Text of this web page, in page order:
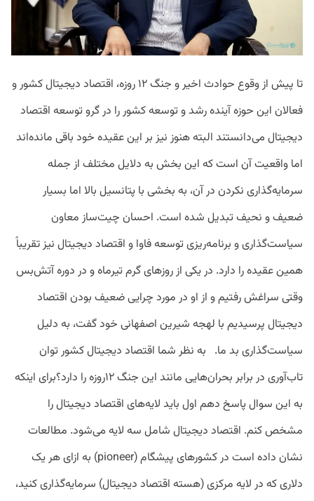
تا پیش از وقوع حوادث اخیر و جنگ ۱۲ روزه، اقتصاد دیجیتال کشور و
فعالان این حوزه آینده رشد و توسعه کشور را در گرو توسعه اقتصاد
دیجیتال می‌دانستند البته هنوز نیز بر این عقیده خود باقی مانده‌اند
اما واقعیت آن است که این بخش به دلایل مختلف از جمله
سرمایه‌گذاری نکردن در آن، به بخشی با پتانسیل بالا اما بسیار
ضعیف و نحیف تبدیل شده است. احسان چیت‌ساز معاون
سیاست‌گذاری و برنامه‌ریزی توسعه فاوا و اقتصاد دیجیتال نیز تقریباً
همین عقیده را دارد. در یکی از روزهای گرم تیرماه و در دوره آتش‌بس
وقتی سراغش رفتیم و از او در مورد چرایی ضعیف بودن اقتصاد
دیجیتال پرسیدیم با لهجه شیرین اصفهانی خود گفت، به دلیل
سیاست‌گذاری بد ما. به ‌نظر شما اقتصاد دیجیتال کشور توان
تاب‌آوری در برابر بحران‌هایی مانند این جنگ ۱۲روزه را دارد؟برای اینکه
به این سوال پاسخ دهم اول باید لایه‌های اقتصاد دیجیتال را
مشخص کنم. اقتصاد دیجیتال شامل سه لایه می‌شود. مطالعات
نشان داده است در کشورهای پیشگام (pioneer) به ازای هر یک
دلاری که در لایه مرکزی (هسته‌ اقتصاد دیجیتال) سرمایه‌گذاری کنید،